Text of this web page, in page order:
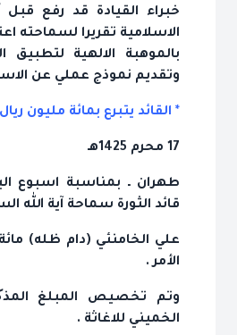
خبراء القيادة قد رفع قبل
الاسلامية تقريرا لسماحته
بالموهبة الالهية لتطبيق
وتقديم نموذج عملي عن
* القائد يتبرع بمائة مليون
17 محرم 1425هـ
طهران ـ بمناسبة اسبوع
قائد الثورة سماحة آية الله
علي الخامنئي (دام ظله)
الأمر .
وتم تخصيص المبلغ
الخميني للاغاثة .